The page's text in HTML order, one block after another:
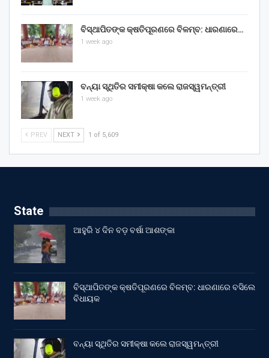
ବିସ୍ଥାପିତଙ୍କ କ୍ଷତିପୂରଣରେ ବିଳମ୍ବ: ଧାରଣାରେ…
1 week ago
ବନ୍ୟା ସ୍ଥିତିର ସମୀକ୍ଷା କଲେ ରାଜସ୍ୱମନ୍ତ୍ରୀ
1 week ago
PREV NEXT 1 of 5,609
State
ଆହୁରି ୪ ଦିନ ବଡ଼ ବର୍ଷା ଆଶଙ୍କା
ବିସ୍ଥାପିତଙ୍କ କ୍ଷତିପୂରଣରେ ବିଳମ୍ବ: ଧାରଣାରେ ବସିଲେ
ବିଧାୟକ
ବନ୍ୟା ସ୍ଥିତିର ସମୀକ୍ଷା କଲେ ରାଜସ୍ୱମନ୍ତ୍ରୀ